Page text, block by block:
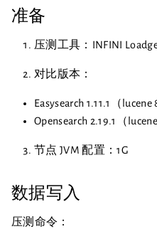
准备
压测工具：INFINI
对比版本：
Easysearch 1.11.1（lucene
Opensearch 2.19.1（lucene
节点 JVM 配置：1G
数据写入
压测命令：